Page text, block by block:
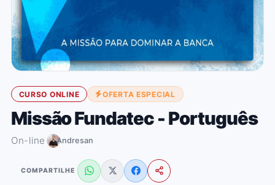
CURSO ONLINE OFERTA ESPECIAL
Missão Fundatec - Português
On-line Andresan
COMPARTILHE